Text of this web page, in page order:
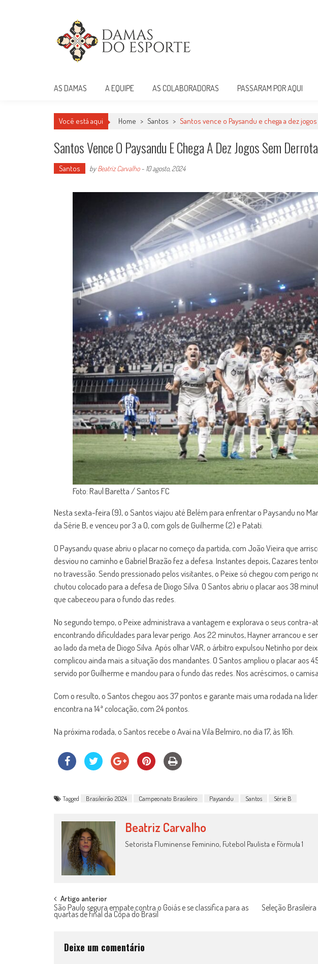
AS DAMAS A EQUIPE AS COLABORADORAS PASSARAM POR AQUI
Você está aqui Home > Santos > Santos vence o Paysandu e chega a dez
Santos Vence O Paysandu E Chega A Dez Jogos Sem
Santos byBeatriz Carvalho- 10 agosto, 2024
Foto: Raul Baretta / Santos FC
Nesta sexta-feira (9), o Santos viajou até Belém para enfrentar o Paysandu no
da Série B, e venceu por 3 a 0, com gols de Guilherme (2) e Patati.
O Paysandu quase abriu o placar no começo da partida, com João Vieira que
desviou no caminho e Gabriel Brazão fez a defesa. Instantes depois, Cazares
no travessão. Sendo pressionado pelos visitantes, o Peixe só chegou com perigo
chutou colocado para a defesa de Diogo Silva. O Santos abriu o placar aos 38
que cabeceou para o fundo das redes.
No segundo tempo, o Peixe administrava a vantagem e explorava o seus contra-
encontrando dificuldades para levar perigo. Aos 22 minutos, Hayner arrancou e
ao lado da meta de Diogo Silva. Após olhar VAR, o árbitro expulsou Netinho por
complicou ainda mais a situação dos mandantes. O Santos ampliou o placar aos
servido por Guilherme e mandou para o fundo das redes. Nos acréscimos, o
Com o resulto, o Santos chegou aos 37 pontos e garante mais uma rodada na
encontra na 14ª colocação, com 24 pontos.
Na próxima rodada, o Santos recebe o Avaí na Vila Belmiro, no dia 17, às 16h.
Tagged Brasileirão 2024 Campeonato Brasileiro Paysandu Santos Série B
Beatriz Carvalho
Setorista Fluminense Feminino, Futebol Paulista e Fórmula 1
Post
navigation
Artigo anterior
São Paulo segura empate contra o Goiás e se classifica para as
quartas de final da Copa do Brasil
Seleção
Deixe um comentário